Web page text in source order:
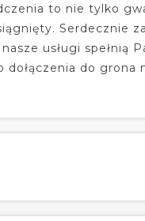
to nie tylko
Serdecznie
usługi spełnią
dołączenia do